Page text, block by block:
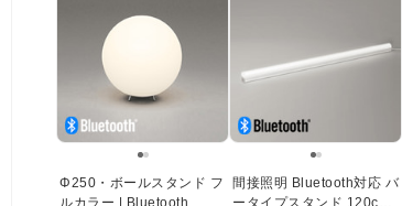
Φ250・ボールスタンド フ
間接照明 Bluetooth対応 バ